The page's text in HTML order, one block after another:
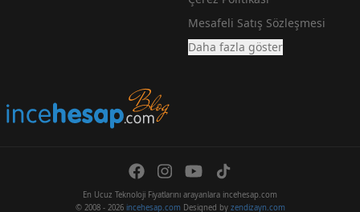
Mesafeli Satış Sözleşmesi
Daha fazla göster
En Ucuz Teknoloji Fiyatlarını arayanlara incehesap.com
© 2008 - 2026 incehesap.comDesigned by zendizayn.com